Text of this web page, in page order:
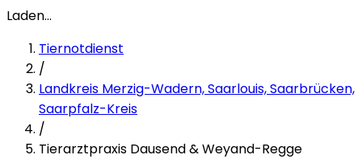
Laden...
Tiernotdienst
/
Landkreis Merzig-Wadern, Saarlouis, Saarbrücken,
Saarpfalz-Kreis
/
Tierarztpraxis Dausend & Weyand-Regge